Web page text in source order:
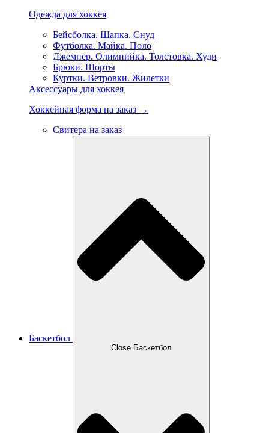
Одежда для хоккея
Бейсболка. Шапка. Снуд
Футболка. Майка. Поло
Джемпер. Олимпийка. Толстовка. Худи
Брюки. Шорты
Куртки. Ветровки. Жилетки
Аксессуары для хоккея
Хоккейная форма на заказ →
Свитера на заказ
Баскетбол
Close Баскетбол